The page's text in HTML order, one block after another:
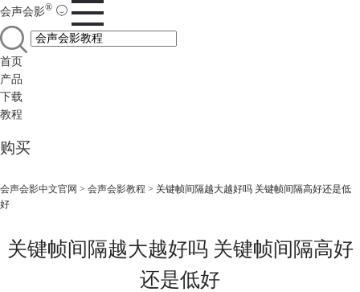
会声会影®
首页
产品
下载
教程
购买
会声会影中文官网 > 会声会影教程 > 关键帧间隔越大越好吗 关键帧间隔高好还是低
好
关键帧间隔越大越好吗 关键帧间隔高好
还是低好